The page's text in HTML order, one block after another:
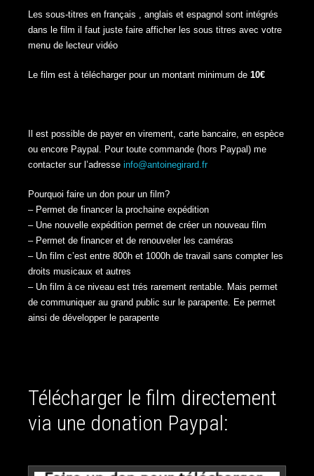
Les sous-titres en français , anglais et espagnol sont intégrés
dans le film il faut juste faire afficher les sous titres avec votre
menu de lecteur vidéo
Le film est à télécharger pour un montant minimum de 10€
Il est possible de payer en virement, carte bancaire, en espèce
ou encore Paypal. Pour toute commande (hors Paypal) me
contacter sur l’adresse info@antoinegirard.fr
Pourquoi faire un don pour un film?
– Permet de financer la prochaine expédition
– Une nouvelle expédition permet de créer un nouveau film
– Permet de financer et de renouveler les caméras
– Un film c’est entre 800h et 1000h de travail sans compter les
droits musicaux et autres
– Un film à ce niveau est trés rarement rentable. Mais permet
de communiquer au grand public sur le parapente. Ee permet
ainsi de développer le parapente
Télécharger le film directement
via une donation Paypal: